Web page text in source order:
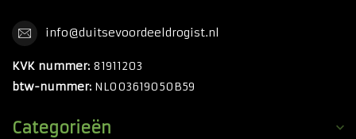
info@duitsevoordeeldrogist.nl
KVK nummer: 81911203
btw-nummer: NL003619050B59
Categorieën